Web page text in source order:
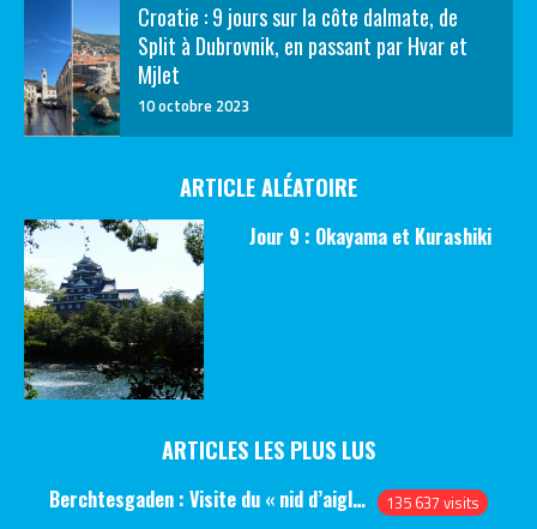
Croatie : 9 jours sur la côte dalmate, de
Split à Dubrovnik, en passant par Hvar et
Mjlet
10 octobre 2023
ARTICLE ALÉATOIRE
Jour 9 : Okayama et Kurashiki
ARTICLES LES PLUS LUS
Berchtesgaden : Visite du « nid d’aigle » et des bunkers d’Hitler 135 637 visits